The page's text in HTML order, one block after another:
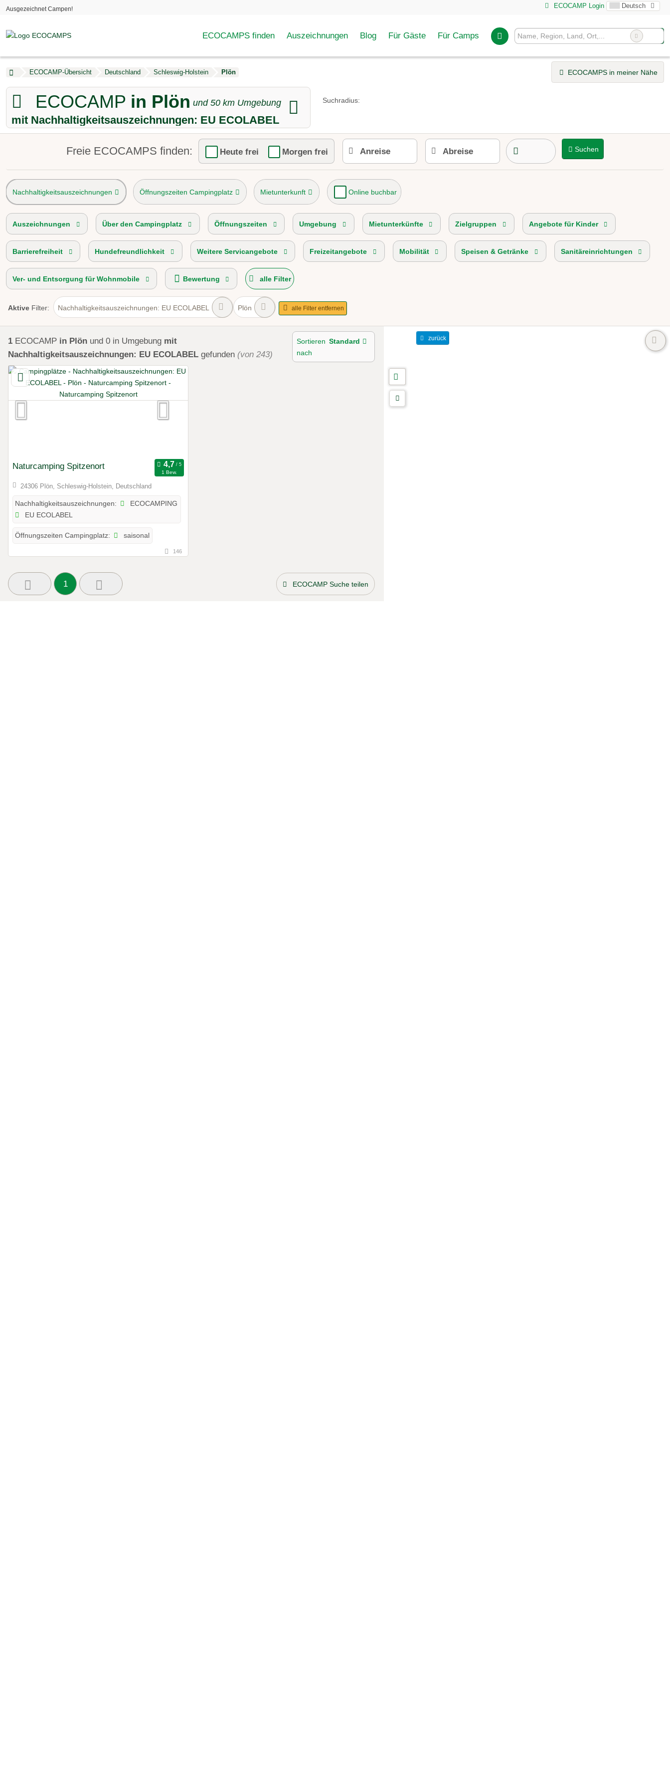
Ausgezeichnet Campen! ECOCAMP Login Deutsch
ECOCAMPS finden Auszeichnungen Blog Für Gäste Für Camps
ECOCAMP-Übersicht Deutschland Schleswig-Holstein Plön ECOCAMPS in meiner Nähe
ECOCAMP in Plön und 50 km Umgebung
mit Nachhaltigkeitsauszeichnungen: EU ECOLABEL
Suchradius:
Freie ECOCAMPS finden: Heute frei Morgen frei Suchen
Nachhaltigkeitsauszeichnungen Öffnungszeiten Campingplatz Mietunterkunft Online buchbar
Auszeichnungen Über den Campingplatz Öffnungszeiten Umgebung Mietunterkünfte Zielgruppen Angebote für Kinder
Barrierefreiheit Hundefreundlichkeit Weitere Servicangebote Freizeitangebote Mobilität Speisen & Getränke Sanitäreinrichtungen
Ver- und Entsorgung für Wohnmobile Bewertung alle Filter
Aktive Filter: Nachhaltigkeitsauszeichnungen: EU ECOLABEL Plön alle Filter entfernen
1 ECOCAMP in Plön und 0 in Umgebung mit
Nachhaltigkeitsauszeichnungen: EU ECOLABEL gefunden (von 243)
Sortieren
nach
Standard
Naturcamping Spitzenort
1 Bew.
24306 Plön, Schleswig-Holstein, Deutschland
Nachhaltigkeitsauszeichnungen:
ECOCAMPING
EU ECOLABEL
Öffnungszeiten Campingplatz: saisonal
146
1 ECOCAMP Suche teilen
zurück